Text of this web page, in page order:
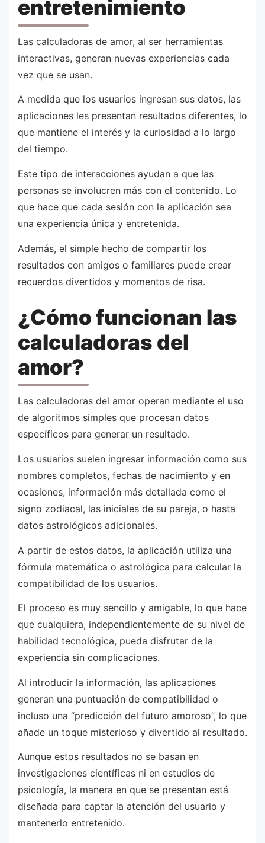
entretenimiento
Las calculadoras de amor, al ser herramientas
interactivas, generan nuevas experiencias cada
vez que se usan.
A medida que los usuarios ingresan sus datos, las
aplicaciones les presentan resultados diferentes, lo
que mantiene el interés y la curiosidad a lo largo
del tiempo.
Este tipo de interacciones ayudan a que las
personas se involucren más con el contenido. Lo
que hace que cada sesión con la aplicación sea
una experiencia única y entretenida.
Además, el simple hecho de compartir los
resultados con amigos o familiares puede crear
recuerdos divertidos y momentos de risa.
¿Cómo funcionan las
calculadoras del
amor?
Las calculadoras del amor operan mediante el uso
de algoritmos simples que procesan datos
específicos para generar un resultado.
Los usuarios suelen ingresar información como sus
nombres completos, fechas de nacimiento y en
ocasiones, información más detallada como el
signo zodiacal, las iniciales de su pareja, o hasta
datos astrológicos adicionales.
A partir de estos datos, la aplicación utiliza una
fórmula matemática o astrológica para calcular la
compatibilidad de los usuarios.
El proceso es muy sencillo y amigable, lo que hace
que cualquiera, independientemente de su nivel de
habilidad tecnológica, pueda disfrutar de la
experiencia sin complicaciones.
Al introducir la información, las aplicaciones
generan una puntuación de compatibilidad o
incluso una “predicción del futuro amoroso”, lo que
añade un toque misterioso y divertido al resultado.
Aunque estos resultados no se basan en
investigaciones científicas ni en estudios de
psicología, la manera en que se presentan está
diseñada para captar la atención del usuario y
mantenerlo entretenido.